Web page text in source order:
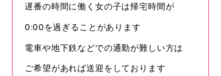
遅番の時間に働く女の子は帰宅時間が
0:00を過ぎることがあります
電車や地下鉄などでの通勤が難しい方は
ご希望があれば送迎をしております